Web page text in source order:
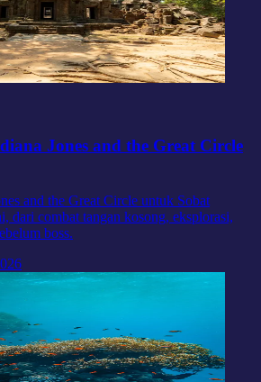
Jones and the Great Circle
and the Great Circle untuk Sobat
dari combat tangan kosong, eksplorasi,
boss.